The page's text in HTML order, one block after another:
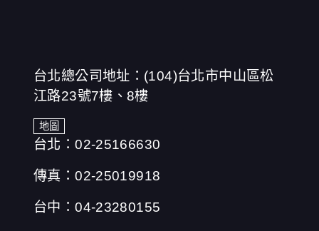
台北總公司地址：(104)台北市中山區松
江路23號7樓、8樓
地圖
台北：02-25166630
傳真：02-25019918
台中：04-23280155